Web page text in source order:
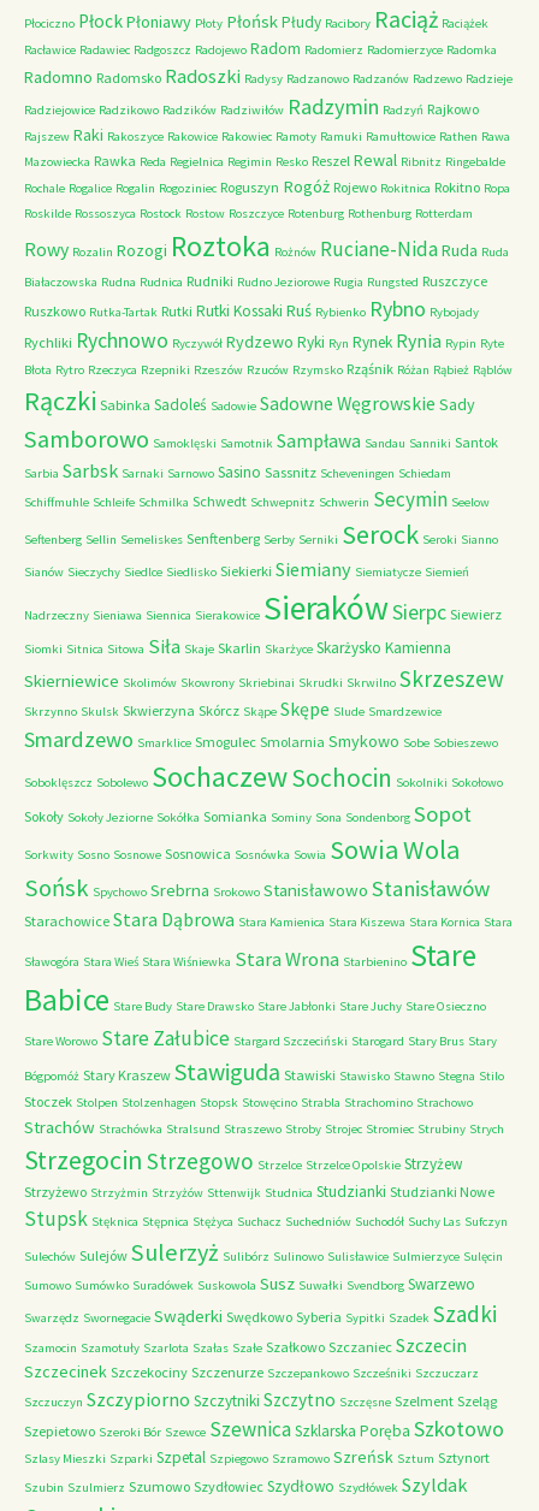
Płociczno PłockPłoniawy Płoty PłońskPłudy Racibory Raciąż Raciążek
Racławice Radawiec Radgoszcz Radojewo Radom Radomierz Radomierzyce Radomka
Radomno Radomsko Radoszki Radysy Radzanowo Radzanów Radzewo Radzieje
Radziejowice Radzikowo Radzików Radziwiłów Radzymin Radzyń Rajkowo
Rajszew Raki Rakoszyce Rakowice Rakowiec Ramoty Ramuki Ramułtowice Rathen Rawa
Mazowiecka Rawka Reda Regielnica Regimin Resko Reszel Rewal Ribnitz Ringebalde
Rochale Rogalice Rogalin Rogoziniec Roguszyn Rogóż Rojewo Rokitnica Rokitno Ropa
Roskilde Rossoszyca Rostock Rostow Roszczyce Rotenburg Rothenburg Rotterdam
Rowy Rozalin Rozogi Roztoka Rożnów Ruciane-NidaRuda Ruda
Białaczowska Rudna Rudnica Rudniki Rudno Jeziorowe Rugia Rungsted Ruszczyce
Ruszkowo Rutka-Tartak Rutki Rutki Kossaki Ruś Rybienko Rybno Rybojady
Rychliki Rychnowo Ryczywół Rydzewo Ryki Ryn Rynek Rynia Rypin Ryte
Błota Rytro Rzeczyca Rzepniki Rzeszów Rzuców Rzymsko Rząśnik Różan Rąbież Rąblów
Rączki Sabinka Sadoleś Sadowie Sadowne Węgrowskie Sady
Samborowo Samoklęski Samotnik Sampława Sandau Sanniki Santok
Sarbia Sarbsk Sarnaki Sarnowo Sasino Sassnitz Scheveningen Schiedam
Schiffmuhle Schleife Schmilka Schwedt Schwepnitz Schwerin Secymin Seelow
Seftenberg Sellin Semeliskes Senftenberg Serby Serniki Serock Seroki Sianno
Sianów Sieczychy Siedlce Siedlisko Siekierki Siemiany Siemiatycze Siemień
Nadrzeczny Sieniawa Siennica Sierakowice SierakówSierpc Siewierz
Siomki Sitnica Sitowa Siła Skaje Skarlin Skarżyce Skarżysko Kamienna
Skierniewice Skolimów Skowrony Skriebinai Skrudki Skrwilno Skrzeszew
Skrzynno Skulsk Skwierzyna Skórcz Skąpe Skępe Slude Smardzewice
Smardzewo Smarklice Smogulec Smolarnia Smykowo Sobe Sobieszewo
Soboklęszcz Sobolewo SochaczewSochocin Sokolniki Sokołowo
Sokoły Sokoły Jeziorne Sokółka Somianka Sominy Sona Sondenborg Sopot
Sorkwity Sosno Sosnowe Sosnowica Sosnówka Sowia Sowia Wola
Sońsk Spychowo Srebrna Srokowo Stanisławowo Stanisławów
Starachowice Stara Dąbrowa Stara Kamienica Stara Kiszewa Stara Kornica Stara
Sławogóra Stara Wieś Stara Wiśniewka Stara Wrona Starbienino Stare
Babice Stare Budy Stare Drawsko Stare Jabłonki Stare Juchy Stare Osieczno
Stare Worowo Stare Załubice Stargard Szczeciński Starogard Stary Brus Stary
Bógpomóż Stary Kraszew Stawiguda Stawiski Stawisko Stawno Stegna Stilo
Stoczek Stolpen Stolzenhagen Stopsk Stowęcino Strabla Strachomino Strachowo
Strachów Strachówka Stralsund Straszewo Stroby Strojec Stromiec Strubiny Strych
Strzegocin Strzegowo Strzelce Strzelce Opolskie Strzyżew
Strzyżewo Strzyżmin Strzyżów Sttenwijk Studnica Studzianki Studzianki Nowe
Stupsk Stęknica Stępnica Stężyca Suchacz Suchedniów Suchodół Suchy Las Sufczyn
Sulechów Sulejów Sulerzyż Sulibórz Sulinowo Sulisławice Sulmierzyce Sulęcin
Sumowo Sumówko Suradówek Suskowola Susz Suwałki Svendborg Swarzewo
Swarzędz Swornegacie Swąderki Swędkowo Syberia Sypitki Szadek Szadki
Szamocin Szamotuły Szarlota Szałas Szałe Szałkowo Szczaniec Szczecin
Szczecinek Szczekociny Szczenurze Szczepankowo Szcześniki Szczuczarz
Szczuczyn Szczypiorno Szczytniki Szczytno Szczęsne Szelment Szeląg
Szepietowo Szeroki Bór Szewce SzewnicaSzklarska Poręba Szkotowo
Szlasy Mieszki Szparki Szpetal Szpiegowo Szramowo Szreńsk Sztum Sztynort
Szubin Szulmierz Szumowo Szydłowiec Szydłowo Szydłówek Szyldak